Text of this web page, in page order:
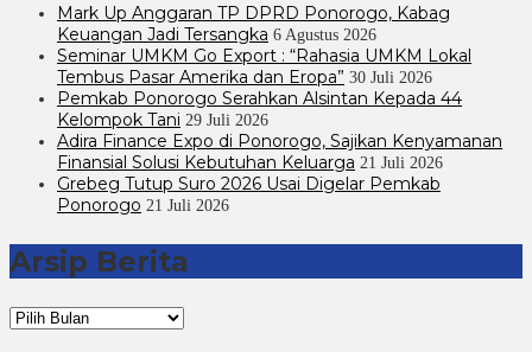
Mark Up Anggaran TP DPRD Ponorogo, Kabag
Keuangan Jadi Tersangka 6 Agustus 2026
Seminar UMKM Go Export : “Rahasia UMKM Lokal
Tembus Pasar Amerika dan Eropa” 30 Juli 2026
Pemkab Ponorogo Serahkan Alsintan Kepada 44
Kelompok Tani 29 Juli 2026
Adira Finance Expo di Ponorogo, Sajikan Kenyamanan
Finansial Solusi Kebutuhan Keluarga 21 Juli 2026
Grebeg Tutup Suro 2026 Usai Digelar Pemkab
Ponorogo 21 Juli 2026
Arsip Berita
Arsip
Berita